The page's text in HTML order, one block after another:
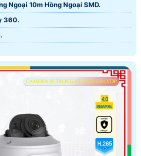
Ngoại 10m Hồng Ngoại SMD.
360.